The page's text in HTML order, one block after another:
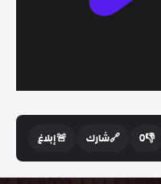
👎
0
🔗شارك 🚨إبلاغ